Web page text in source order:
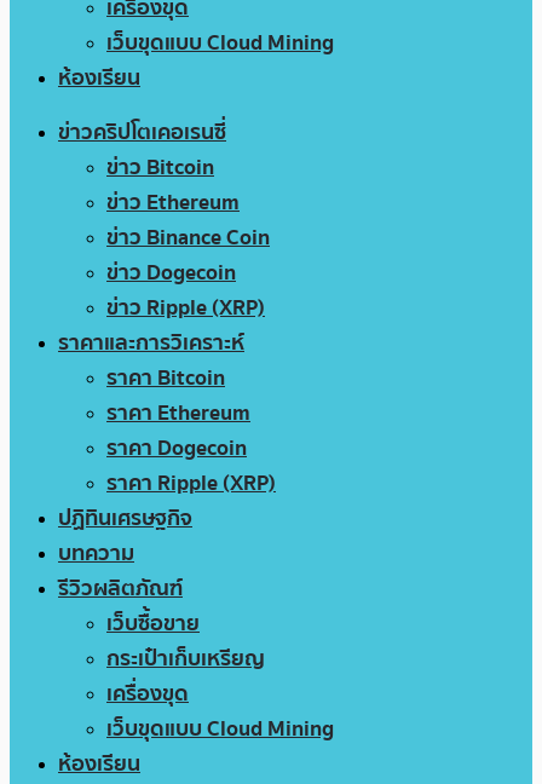
เครื่องขุด
เว็บขุดแบบ Cloud Mining
ห้องเรียน
ข่าวคริปโตเคอเรนซี่
ข่าว Bitcoin
ข่าว Ethereum
ข่าว Binance Coin
ข่าว Dogecoin
ข่าว Ripple (XRP)
ราคาและการวิเคราะห์
ราคา Bitcoin
ราคา Ethereum
ราคา Dogecoin
ราคา Ripple (XRP)
ปฏิทินเศรษฐกิจ
บทความ
รีวิวผลิตภัณฑ์
เว็บซื้อขาย
กระเป๋าเก็บเหรียญ
เครื่องขุด
เว็บขุดแบบ Cloud Mining
ห้องเรียน